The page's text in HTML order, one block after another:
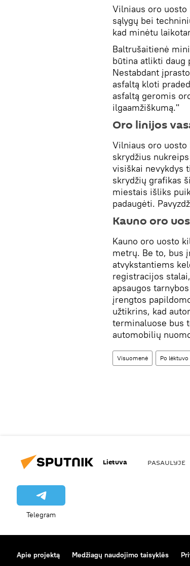
Vilniaus oro uosto
sąlygų bei
kad minėtu
Baltrušaitienė
būtina atlikti daug
Nestabdant
asfaltą kloti
asfaltą geromis
ilgaamžiškumą."
Oro linijos
Vilniaus oro uosto
skrydžius
visiškai nevykdys
skrydžių grafikas
miestais išliks
padaugėti.
Kauno oro
Kauno oro uosto
metrų. Be to, bus
atvykstantiems
registracijos
apsaugos
įrengtos
užtikrins, kad
terminaluose bus
automobilių
Visuomenė Po
Lietuva PASAULYJE
Telegram
Apie projektą Medžiagų naudojimo taisyklės